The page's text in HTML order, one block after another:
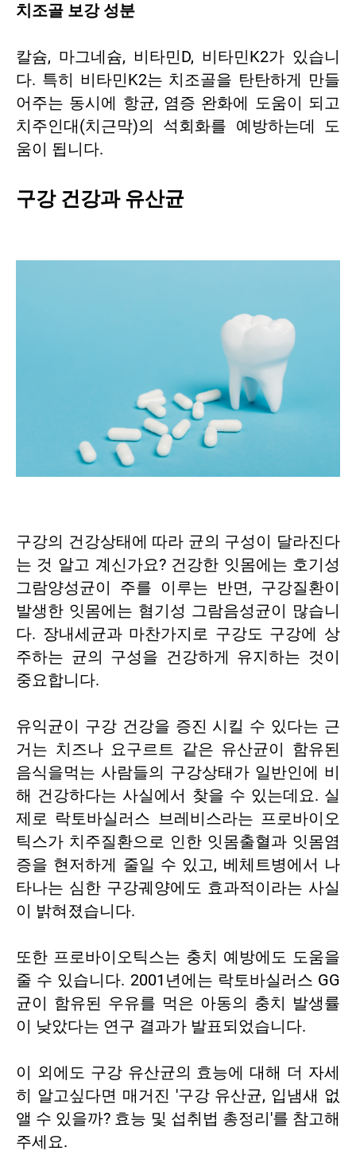
치조골 보강 성분
칼슘, 마그네슘, 비타민D, 비타민K2가 있습니
다. 특히 비타민K2는 치조골을 탄탄하게 만들
어주는 동시에 항균, 염증 완화에 도움이 되고
치주인대(치근막)의 석회화를 예방하는데 도
움이 됩니다.
구강 건강과 유산균
구강의 건강상태에 따라 균의 구성이 달라진다
는 것 알고 계신가요? 건강한 잇몸에는 호기성
그람양성균이 주를 이루는 반면, 구강질환이
발생한 잇몸에는 혐기성 그람음성균이 많습니
다. 장내세균과 마찬가지로 구강도 구강에 상
주하는 균의 구성을 건강하게 유지하는 것이
중요합니다.
유익균이 구강 건강을 증진 시킬 수 있다는 근
거는 치즈나 요구르트 같은 유산균이 함유된
음식을먹는 사람들의 구강상태가 일반인에 비
해 건강하다는 사실에서 찾을 수 있는데요. 실
제로 락토바실러스 브레비스라는 프로바이오
틱스가 치주질환으로 인한 잇몸출혈과 잇몸염
증을 현저하게 줄일 수 있고, 베체트병에서 나
타나는 심한 구강궤양에도 효과적이라는 사실
이 밝혀졌습니다.
또한 프로바이오틱스는 충치 예방에도 도움을
줄 수 있습니다. 2001년에는 락토바실러스 GG
균이 함유된 우유를 먹은 아동의 충치 발생률
이 낮았다는 연구 결과가 발표되었습니다.
이 외에도 구강 유산균의 효능에 대해 더 자세
히 알고싶다면 매거진 '구강 유산균, 입냄새 없
앨 수 있을까? 효능 및 섭취법 총정리'를 참고해
주세요.